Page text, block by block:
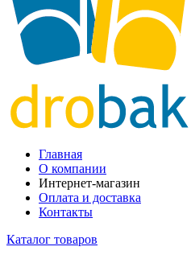
Главная
О компании
Интернет-магазин
Оплата и доставка
Контакты
Каталог товаров